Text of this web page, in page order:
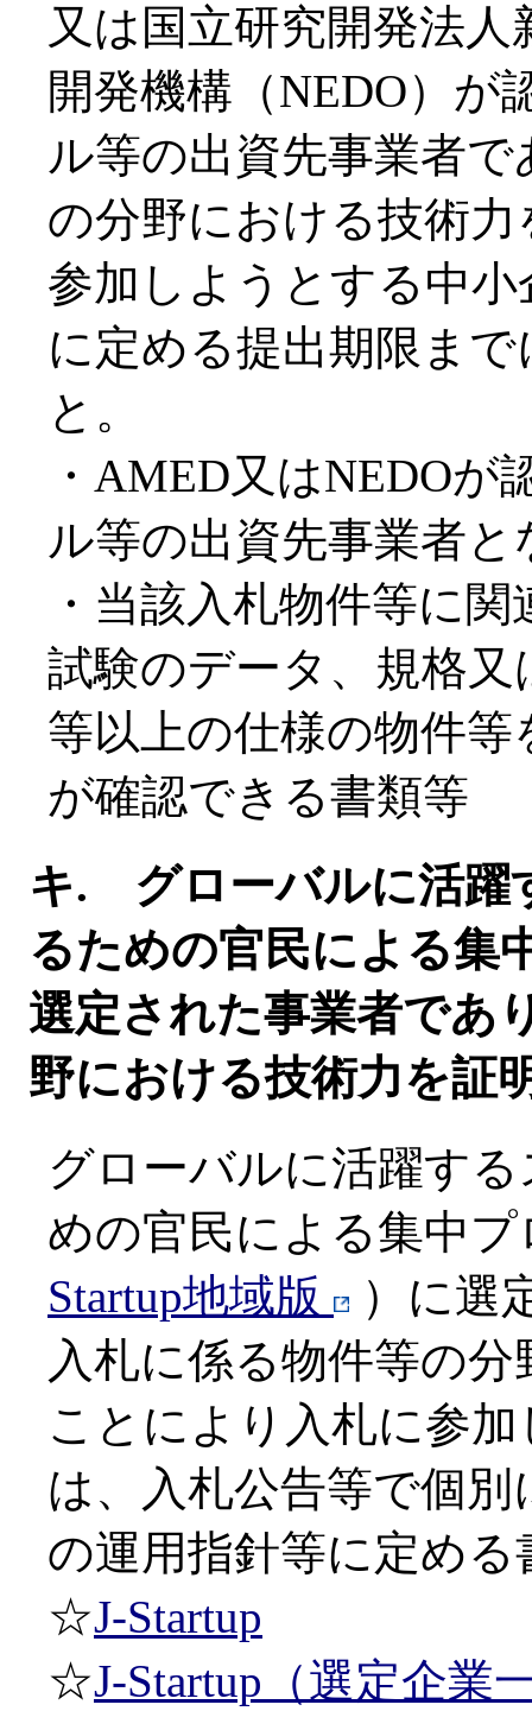
又は国立研究開発法
開発機構（NEDO）
ル等の出資先事業者
の分野における技術
参加しようとする中
に定める提出期限ま
と。
・AMED又はNEDO
ル等の出資先事業者
・当該入札物件等に
試験のデータ、規格
等以上の仕様の物件
が確認できる書類等
キ. グローバルに活躍
るための官民による集
選定された事業者であ
野における技術力を証
グローバルに活躍す
めの官民による集中
Startup地域版
）に選
入札に係る物件等の
ことにより入札に参
は、入札公告等で個
の運用指針等に定め
☆J-Startup
☆J-Startup（選定企業